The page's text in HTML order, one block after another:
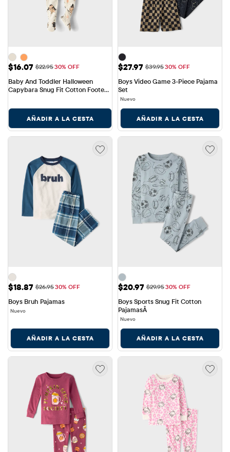
Precio de venta: $16.07
$16.07 Precio original: $22.95
$22.9530% OFF
Baby And Toddler Halloween
Capybara Snug Fit Cotton Footed
AÑADIR A LA CESTA
Precio de venta: $27.97
$27.97 Precio original: $39.95
$39.9530% OFF
Boys Video Game 3-Piece Pajama
Set
Nuevo
AÑADIR A LA CESTA
Precio de venta: $18.87
$18.87 Precio original: $26.95
$26.9530% OFF
Boys Bruh Pajamas
Nuevo
AÑADIR A LA CESTA
Precio de venta: $20.97
$20.97 Precio original: $29.95
$29.9530% OFF
Boys Sports Snug Fit Cotton
PajamasÂ
Nuevo
AÑADIR A LA CESTA